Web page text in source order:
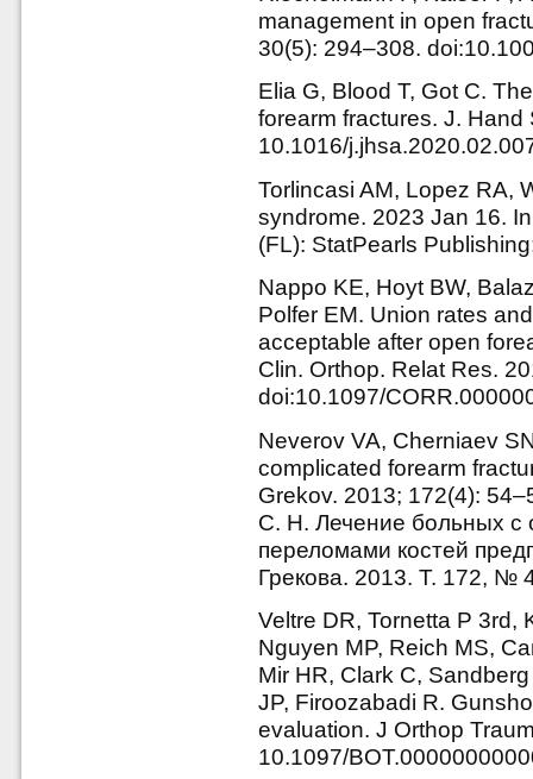
management in open
30(5): 294–308.
Elia G, Blood T, Got C.
forearm fractures. J.
10.1016/
Torlincasi AM, Lopez RA,
syndrome. 2023 Jan 16.
(FL): StatPearls
Nappo KE, Hoyt BW,
Polfer EM. Union rates
acceptable after open
Clin. Orthop. Relat Res.
doi:10.1097/
Neverov VA, Cherniaev
complicated forearm
Grekov. 2013; 172(4):
С. Н. Лечение больных
переломами костей
Грекова. 2013. Т. 172, №
Veltre DR, Tornetta P 3rd,
Nguyen MP, Reich MS,
Mir HR, Clark C,
JP, Firoozabadi R.
evaluation. J Orthop
10.1097/